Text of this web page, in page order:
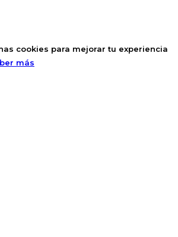
cookies para mejorar tu experiencia
más